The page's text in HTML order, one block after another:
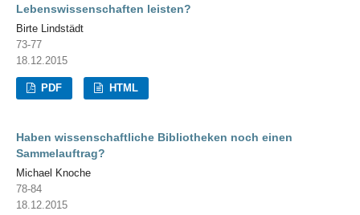
Lebenswissenschaften leisten?
Birte Lindstädt
73-77
18.12.2015
PDF HTML
Haben wissenschaftliche Bibliotheken noch einen
Sammelauftrag?
Michael Knoche
78-84
18.12.2015